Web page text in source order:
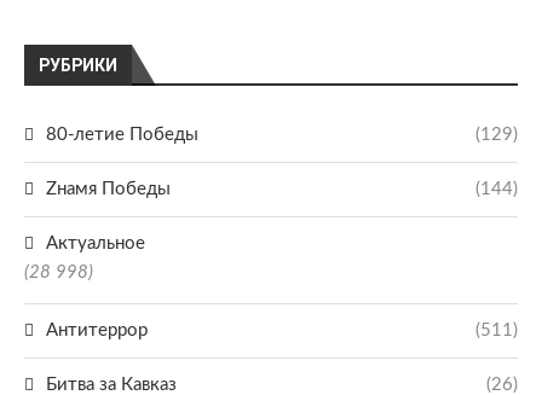
РУБРИКИ
80-летие Победы (129)
Zнамя Победы (144)
Актуальное
(28 998)
Антитеррор (511)
Битва за Кавказ (26)